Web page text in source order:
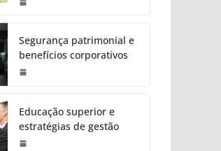
Segurança patrimonial e
benefícios corporativos
Educação superior e
estratégias de gestão